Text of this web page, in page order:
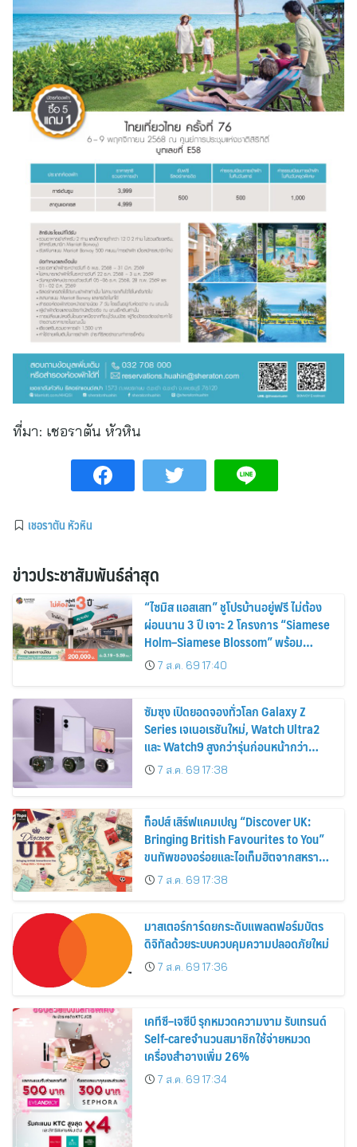
ที่มา: เชอราตัน หัวหิน
เชอราตัน หัวหิน
ข่าวประชาสัมพันธ์ล่าสุด
“ไซมิส แอสเสท” ชูโปรบ้านอยู่ฟรี ไม่ต้อง
ผ่อนนาน 3 ปี เจาะ 2 โครงการ “Siamese
Holm–Siamese Blossom” พร้อม
ส่วนลดและสิทธิพิเศษถึง 31 สิงหาคม
2569
7 ส.ค. 69 17:40
ซัมซุง เปิดยอดจองทั่วโลก Galaxy Z
Series เจเนอเรชันใหม่, Watch Ultra2
และ Watch9 สูงกว่ารุ่นก่อนหน้ากว่า
30%7 ส.ค. 69 17:38
ท็อปส์ เสิร์ฟแคมเปญ “Discover UK:
Bringing British Favourites to You”
ขนทัพของอร่อยและไอเท็มฮิตจากสหราช
อาณาจักร ส่งตรงถึงมือตั้งแต่วันนี้ – 18
สิงหาคมนี้
7 ส.ค. 69 17:38
มาสเตอร์การ์ดยกระดับแพลตฟอร์มบัตร
ดิจิทัลด้วยระบบควบคุมความปลอดภัยใหม่
7 ส.ค. 69 17:36
เคทีซี–เจซีบี รุกหมวดความงาม รับเทรนด์
Self-careจำนวนสมาชิกใช้จ่ายหมวด
เครื่องสำอางเพิ่ม 26%
7 ส.ค. 69 17:34